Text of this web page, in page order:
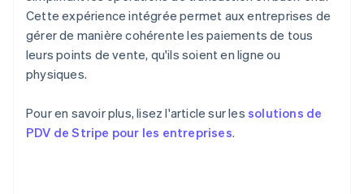
Cette expérience intégrée permet aux entreprises de
gérer de manière cohérente les paiements de tous
leurs points de vente, qu'ils soient en ligne ou
physiques.
Pour en savoir plus, lisez l'article sur les solutions de
PDV de Stripe pour les entreprises.